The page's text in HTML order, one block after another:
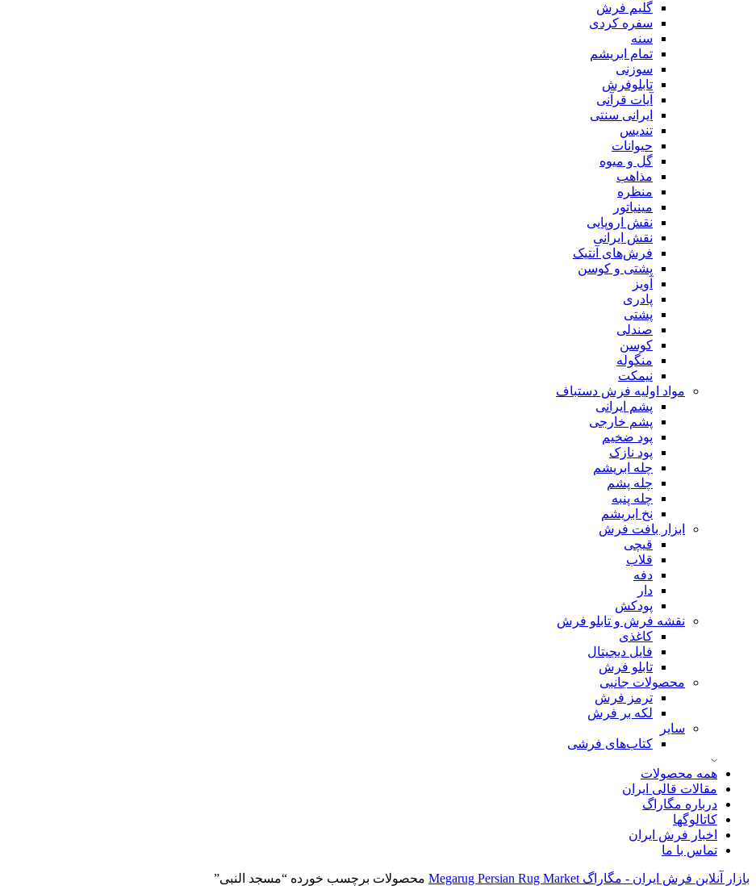
گلیم فرش
سفره کردی
سنه
تمام ابریشم
سوزنی
تابلوفرش
آیات قرآنی
ایرانی سنتی
تندیس
حیوانات
گل و میوه
مذاهب
منظره
مینیاتور
نقش اروپایی
نقش ایرانی
فرش‌های آنتیک
پشتی و کوسن
آویز
پادری
پشتی
صندلی
کوسن
منگوله
نیمکت
مواد اولیه فرش دستباف
پشم ایرانی
پشم خارجی
پود ضخیم
پود نازک
چله ابریشم
چله پشم
چله پنبه
نخ ابریشم
ابزار بافت فرش
قیچی
قلاب
دفه
دار
پودکش
نقشه فرش و تابلو فرش
کاغذی
فایل دیجیتال
تابلو فرش
محصولات جانبی
ترمز فرش
لکه بر فرش
سایر
کتاب‌های فرشی
همه محصولات
مقالات قالی ایران
درباره مگاراگ
کاتالوگها
اخبار فرش ایران
تماس با ما
بازار آنلاین فرش ایران - مگاراگ Megarug Persian Rug Market محصولات برچسب خورده “مسجد النبی”